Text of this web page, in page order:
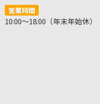
営業時間
10:00～18:00（年末年始休）